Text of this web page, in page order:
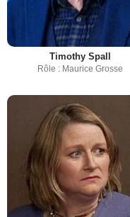
Timothy Spall
Rôle : Maurice Grosse